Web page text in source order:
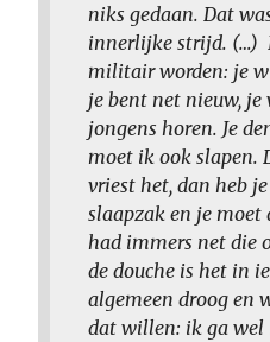
niks gedaan. Dat
innerlijke strijd. (…)
militair worden: je
je bent net nieuw,
jongens horen. Je
moet ik ook slapen.
vriest het, dan heb
slaapzak en je moet
had immers net die
de douche is het in
algemeen droog en
dat willen: ik ga wel